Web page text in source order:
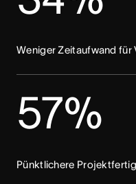
Weniger Zeitaufwand für
57%
Pünktlichere